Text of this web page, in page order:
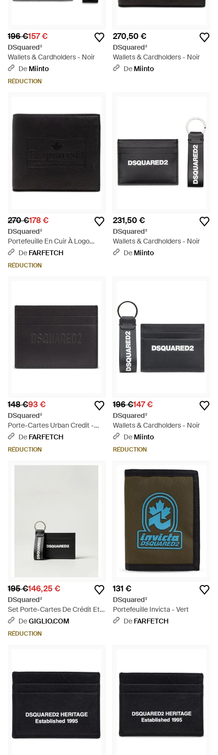
196 €157 €
DSquared²
Wallets & Cardholders - Noir
De Miinto
RÉDUCTION
270,50 €
DSquared²
Wallets & Cardholders - Noir
De Miinto
270 €178 €
DSquared²
Portefeuille En Cuir À Logo
Embossé - Noir
De FARFETCH
RÉDUCTION
231,50 €
DSquared²
Wallets & Cardholders - Noir
De Miinto
148 €93 €
DSquared²
Porte-Cartes Urban Credit -
NoirDe FARFETCH
RÉDUCTION
196 €147 €
DSquared²
Wallets & Cardholders - Noir
De Miinto
RÉDUCTION
195 €146,25 €
DSquared²
Set Porte-Cartes De Crédit Et
Porte-Clés En Cuir - Noir
DeGIGLIO.COM
RÉDUCTION
131 €
DSquared²
Portefeuille Invicta - Vert
De FARFETCH